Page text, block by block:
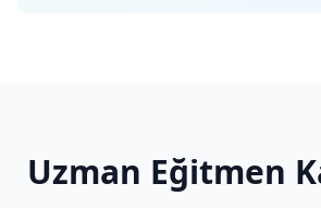
Uzman Eğitmen